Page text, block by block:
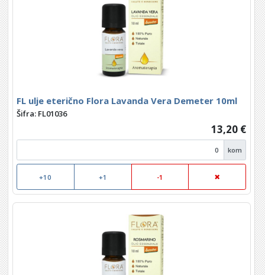
FL ulje eterično Flora Lavanda Vera Demeter 10ml
Šifra: FL01036
13,20 €
kom
+10 +1 -1